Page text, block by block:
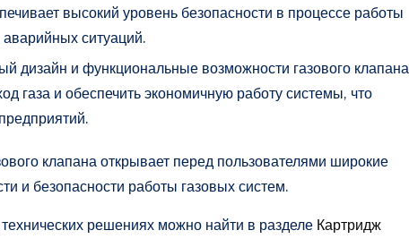
высокий уровень безопасности в процессе работы
ситуаций.
дизайн и функциональные возможности газового клапана
газа и обеспечить экономичную работу системы, что
клапана открывает перед пользователями широкие
и безопасности работы газовых систем.
решениях можно найти в разделе Картридж